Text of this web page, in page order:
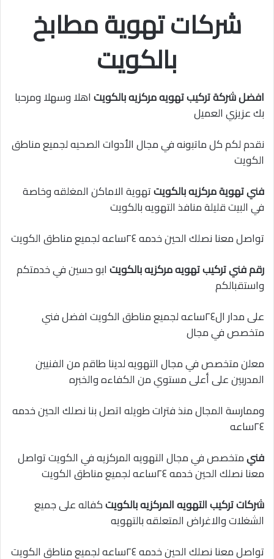
شركات تهوية مطابخ
بالكويت
افضل شركة تركيب تهويه مركزيه بالكويتاهلا وسهلا ومرحبا
بك عزيزي العميل
نقدم لكم كل ماتبونه في مجال الأدوات الصحيه لجميع مناطق
الكويت
فني تهوية مركزيه بالكويتتهوية الاماكن المغلقه وخاصة
في البيت قليلة منافذ التهويه بالكويت
تواصل معنا نصلك الحين خدمه ٢٤ساعه لجميع مناطق الكويت
رقم فني تركيب تهويه مركزيه بالكويتابو حسين في خدمتكم
واستقبالكم
على مدار ال٢٤ساعه لجميع مناطق الكويت افضل فني
متخصص في مجال
معلن متخصص في مجال التهويه لدينا طاقم من الفنيين
المدربين على أعلى مستوي من الكفاءه والخبره
وممارسة المجال منذ فترات طويله اتصل بنا نصلك الحين خدمه
٢٤ساعه
فنيمتخصص في مجال التهويه المركزيه في الكويت تواصل
معنا نصلك الحين خدمه ٢٤ساعه لجميع مناطق الكويت
شركات تركيب التهويه المركزيه بالكويتكفاله على جميع
الشغلات والاغراض المتعلقه بالتهويه
تواصل معنا نصلك الحين خدمه ٢٤ساعه لجميع مناطق الكويت